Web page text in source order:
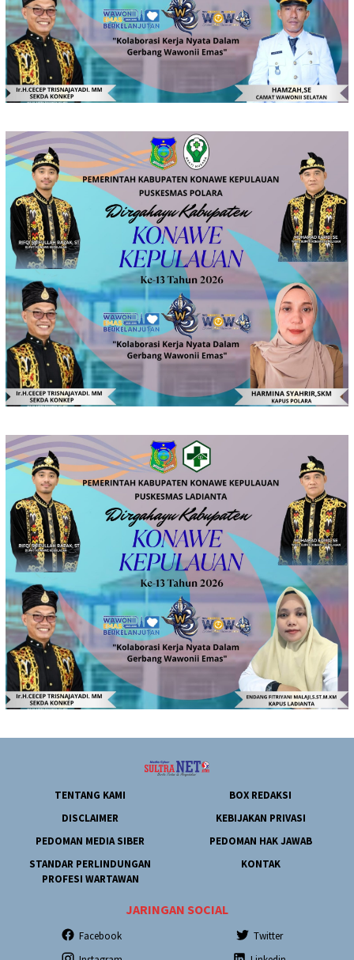
TENTANG KAMI
BOX REDAKSI
DISCLAIMER
KEBIJAKAN PRIVASI
PEDOMAN MEDIA SIBER
PEDOMAN HAK JAWAB
STANDAR PERLINDUNGAN
PROFESI WARTAWAN
KONTAK
JARINGAN SOCIAL
Facebook
Twitter